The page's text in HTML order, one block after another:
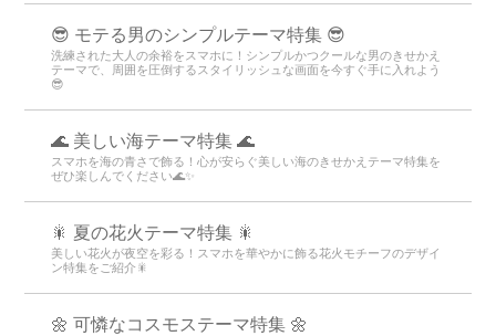
😎 モテる男のシンプルテーマ特集 😎
洗練された大人の余裕をスマホに！シンプルかつクールな男のきせかえ
テーマで、周囲を圧倒するスタイリッシュな画面を今すぐ手に入れよう
😎
🌊 美しい海テーマ特集 🌊
スマホを海の青さで飾る！心が安らぐ美しい海のきせかえテーマ特集を
ぜひ楽しんでください🌊✨
🎇 夏の花火テーマ特集 🎇
美しい花火が夜空を彩る！スマホを華やかに飾る花火モチーフのデザイ
ン特集をご紹介🎇
🌼 可憐なコスモステーマ特集 🌼